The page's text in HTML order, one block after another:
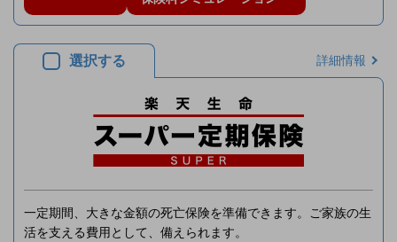
選択する 詳細情報
一定期間、大きな金額の死亡保険を準備できます。ご家族の生
活を支える費用として、備えられます。